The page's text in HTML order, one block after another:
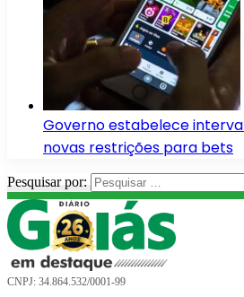
Governo estabelece
novas restrições para bets
Pesquisar por:
CNPJ: 34.864.532/0001-99